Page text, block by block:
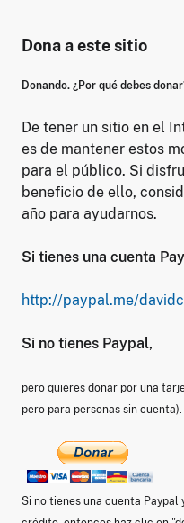
Dona a este sitio
Donando. ¿Por qué debes
De tener un sitio en el
es de mantener estos
para el público. Si
beneficio de ello,
año para ayudarnos.
Si tienes una cuenta
http://paypal.me/
Si no tienes Paypal,
pero quieres donar por una
pero para personas sin cuenta).
Si no tienes una cuenta